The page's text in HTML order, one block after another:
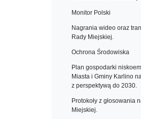
Monitor Polski
Nagrania wideo oraz
Rady Miejskiej.
Ochrona Środowiska
Plan gospodarki
Miasta i Gminy Karlino
z perspektywą do 2030.
Protokoły z głosowania
Miejskiej.